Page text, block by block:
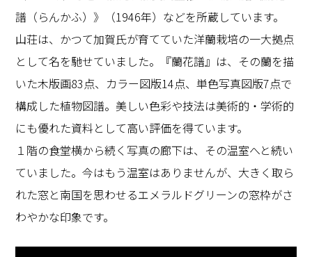
譜（らんかふ）》（1946年）などを所蔵しています。
山荘は、かつて加賀氏が育てていた洋蘭栽培の一大拠点
として名を馳せていました。『蘭花譜』は、その蘭を描
いた木版画83点、カラー図版14点、単色写真図版7点で
構成した植物図譜。美しい色彩や技法は美術的・学術的
にも優れた資料として高い評価を得ています。
１階の食堂横から続く写真の廊下は、その温室へと続い
ていました。今はもう温室はありませんが、大きく取ら
れた窓と南国を思わせるエメラルドグリーンの窓枠がさ
わやかな印象です。